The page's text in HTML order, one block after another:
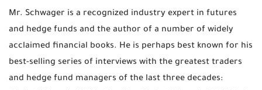
Mr. Schwager is a recognized industry expert in futures
and hedge funds and the author of a number of widely
acclaimed financial books. He is perhaps best known for his
best-selling series of interviews with the greatest traders
and hedge fund managers of the last three decades: